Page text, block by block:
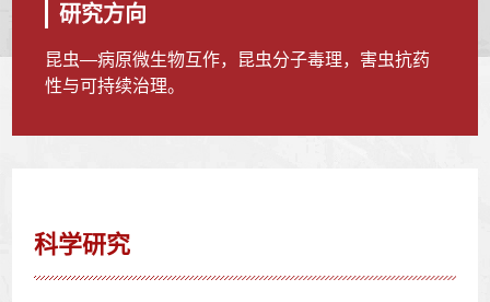
研究方向
昆虫—病原微生物互作，昆虫分子毒理，害虫抗药
性与可持续治理。
科学研究